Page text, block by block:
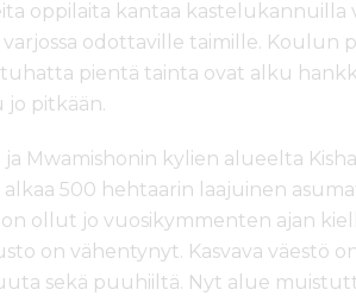
oppilaita kantaa kastelukannuilla
odottaville taimille. Koulun
pientä tainta ovat alku
pitkään.
ja Mwamishonin kylien alueelta
alkaa 500 hehtaarin laajuinen
ollut jo vuosikymmenten ajan
on vähentynyt. Kasvava väestö
sekä puuhiiltä. Nyt alue